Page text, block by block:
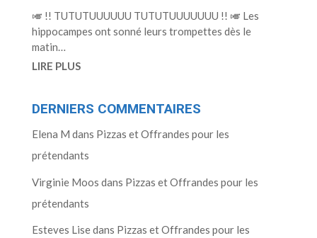
🎺 !! TUTUTUUUUUU TUTUTUUUUUUU !! 🎺 Les
hippocampes ont sonné leurs trompettes dès le
matin…
LIRE PLUS
DERNIERS COMMENTAIRES
Elena M dans Pizzas et Offrandes pour les
prétendants
Virginie Moos dans Pizzas et Offrandes pour les
prétendants
Esteves Lisedans Pizzas et Offrandes pour les